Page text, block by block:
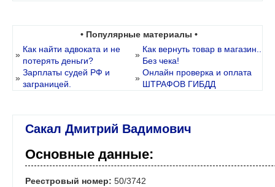
• Популярные материалы •
»
Как найти адвоката и не
потерять деньги?
»
Как вернуть товар в магазин..
Без чека!
»
Зарплаты судей РФ и
заграницей.
»
Онлайн проверка и оплата
ШТРАФОВ ГИБДД
Сакал Дмитрий Вадимович
Основные данные:
Реестровый номер: 50/3742